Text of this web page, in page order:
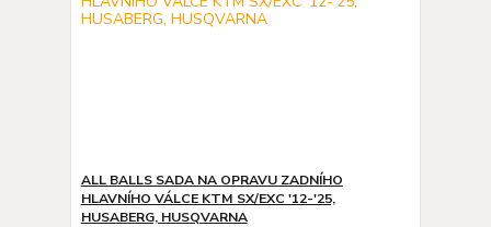
ALL BALLS SADA NA OPRAVU ZADNÍHO
HLAVNÍHO VÁLCE KTM SX/EXC '12-'25,
HUSABERG, HUSQVARNA